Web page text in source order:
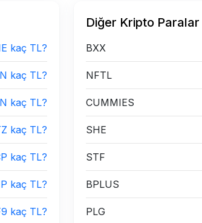
kaç TL?
kaç TL?
kaç TL?
kaç TL?
kaç TL?
kaç TL?
kaç TL?
Diğer Kripto Paralar
BXX
NFTL
CUMMIES
SHE
STF
BPLUS
PLG